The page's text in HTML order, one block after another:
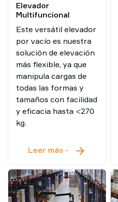
Elevador
Multifuncional
Este versátil elevador
por vacío es nuestra
solución de elevación
más flexible, ya que
manipula cargas de
todas las formas y
tamaños con facilidad
y eficacia hasta <270
kg.
Leer más -
Elevador